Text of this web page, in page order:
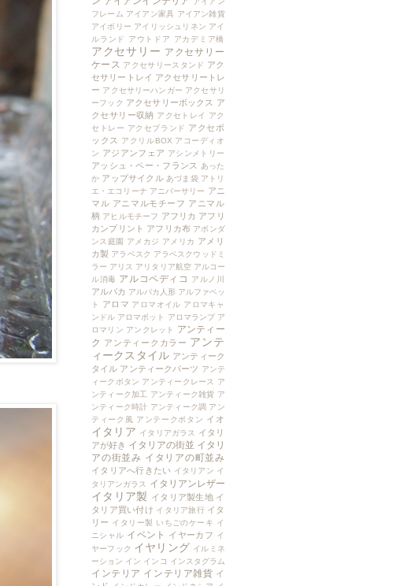
フレーム アイアン家具 アイアン雑貨
アイボリー アイリッシュリネン アイ
ルランド
アウトドア アカデミア橋
アクセサリー アクセサリー
ケース アクセサリースタンド アク
セサリートレイ アクセサリートレ
ー アクセサリーハンガー アクセサリ
ーフック アクセサリーボックス ア
クセサリー収納 アクセトレイ
アク
セトレー アクセブランド アクセボ
ックス
アクリルBOX アコーディオ
ン アジアンフェア アシンメトリー
アッシュ・ペー・フランス
あった
か アップサイクル あづま袋 アトリ
エ・エコリーナ アニバーサリー アニ
マル アニマルモチーフ アニマル
柄 アヒルモチーフ アフリカ アフリ
カンプリント アフリカ布 アボンダ
ンス庭園
アメカジ アメリカ アメリ
カ製 アラベスク アラベスクウッドミ
ラー アリス アリタリア航空 アルコー
ル消毒 アルコペディコ アルノ川
アルパカ アルパカ人形 アルファベッ
ト
アロマ アロマオイル アロマキャ
ンドル アロマポット アロマランプ ア
ロマリン アンクレット
アンティー
ク アンティークカラー アンテ
ィークスタイル アンティーク
タイル アンティークパーツ アンテ
ィークボタン アンティークレース
ア
ンティーク加工 アンティーク雑貨 ア
ンティーク時計 アンティーク調 アン
ティーク風
アンテークボタン イオ
イタリア イタリアガラス
イタリ
アが好き イタリアの街並 イタリ
アの街並み イタリアの町並み
イタリアへ行きたい イタリアン イ
タリアンガラス
イタリアンレザー
イタリア製 イタリア製生地 イ
タリア買い付け イタリア旅行 イタ
リー イタリー製 いちごのケーキ イ
ニシャル イベント イヤーカフ イ
ヤーフック イヤリング イルミネ
ーション イン インコ インスタグラム
インテリア インテリア雑貨 イ